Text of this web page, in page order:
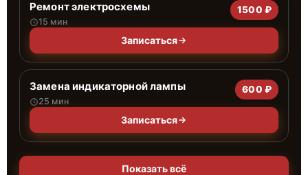
Ремонт электросхемы
15 мин
1500 ₽
Записаться
Замена индикаторной лампы
25 мин
600 ₽
Записаться
Показать всё